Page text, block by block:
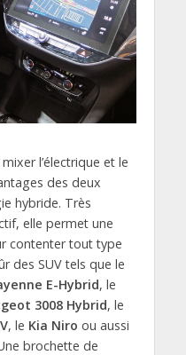
l’électrique et le
des deux
hybride. Très
elle permet une
contenter tout type
des SUV tels que le
E-Hybrid, le
3008 Hybrid, le
, le Kia Niro ou aussi
brochette de